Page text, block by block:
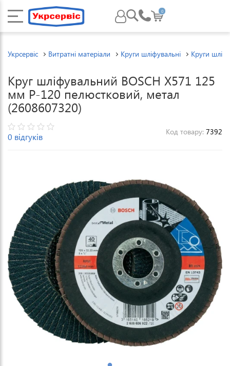
0
Укрсервіс Витратні матеріали Круги шліфувальні Круги
Круг шліфувальний BOSCH X571 125
мм P-120 пелюстковий, метал
(2608607320)
0 відгуків Код товару: 7392